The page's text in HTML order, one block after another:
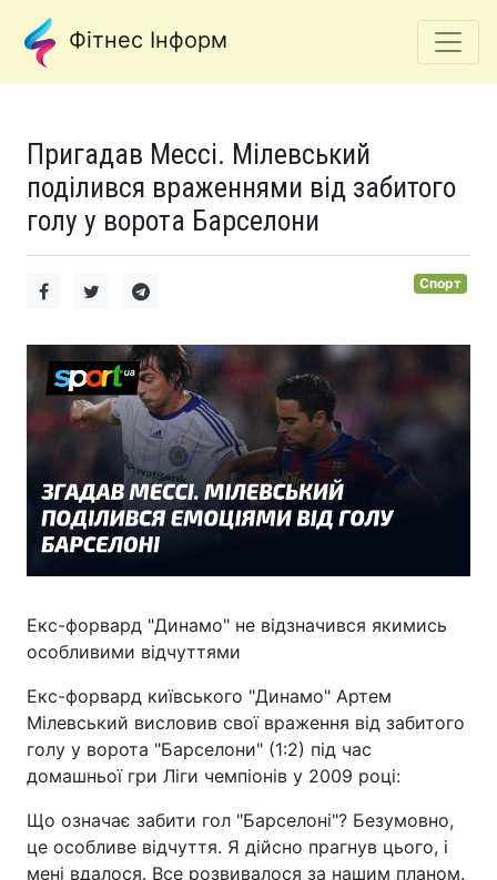
Фітнес Інформ
Пригадав Мессі. Мілевський
поділився враженнями від забитого
голу у ворота Барселони
Спорт
Екс-форвард "Динамо" не відзначився якимись
особливими відчуттями
Екс-форвард київського "Динамо" Артем
Мілевський висловив свої враження від забитого
голу у ворота "Барселони" (1:2) під час
домашньої гри Ліги чемпіонів у 2009 році:
Що означає забити гол "Барселоні"? Безумовно,
це особливе відчуття. Я дійсно прагнув цього, і
мені вдалося. Все розвивалося за нашим планом.